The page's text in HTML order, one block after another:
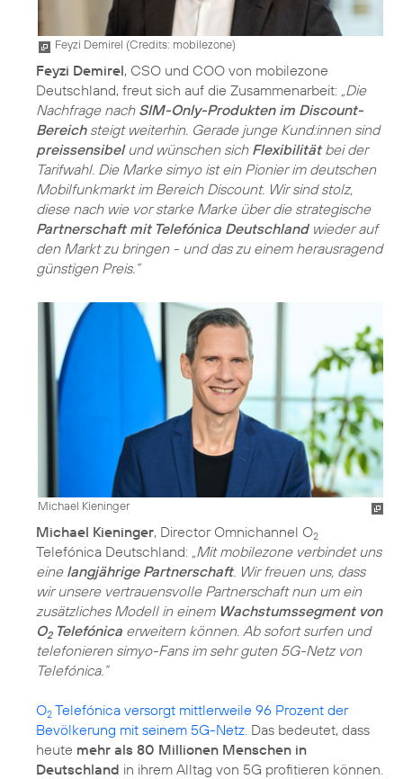
Feyzi Demirel (Credits: mobilezone)
Feyzi Demirel, CSO und COO von mobilezone
Deutschland, freut sich auf die Zusammenarbeit: „Die
Nachfrage nach SIM-Only-Produkten im Discount-
Bereichsteigt weiterhin. Gerade junge Kund:innen sind
preissensibelund wünschen sich Flexibilitätbei der
Tarifwahl. Die Marke simyo ist ein Pionier im deutschen
Mobilfunkmarkt im Bereich Discount. Wir sind stolz,
diese nach wie vor starke Marke über die strategische
Partnerschaft mit Telefónica Deutschlandwieder auf
den Markt zu bringen - und das zu einem herausragend
günstigen Preis.“
Michael Kieninger
Michael Kieninger, Director Omnichannel O2
Telefónica Deutschland: „Mit mobilezone verbindet uns
eine langjährige Partnerschaft. Wir freuen uns, dass
wir unsere vertrauensvolle Partnerschaft nun um ein
zusätzliches Modell in einem Wachstumssegment von
O2Telefónica erweitern können. Ab sofort surfen und
telefonieren simyo-Fans im sehr guten 5G-Netz von
Telefónica.”
O2 Telefónica versorgt mittlerweile 96 Prozent der
Bevölkerung mit seinem 5G-Netz . Das bedeutet, dass
heute mehr als 80 Millionen Menschen in
Deutschland in ihrem Alltag von 5G profitieren können.